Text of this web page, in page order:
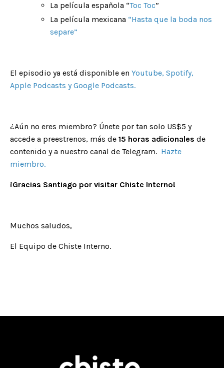
La película española “Toc Toc”
La película mexicana “Hasta que la boda nos
separe”
El episodio ya está disponible en Youtube, Spotify,
Apple Podcasts yGoogle Podcasts.
¿Aún no eres miembro? Únete por tan solo US$5 y
accede a preestrenos, más de 15 horas adicionales de
contenido y a nuestro canal de Telegram. Hazte
miembro.
¡Gracias Santiago por visitar Chiste Interno!
Muchos saludos,
El Equipo de Chiste Interno.